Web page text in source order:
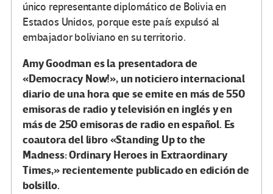
único representante diplomático de Bolivia en
Estados Unidos, porque este país expulsó al
embajador boliviano en su territorio.
Amy Goodman es la presentadora de
«Democracy Now!», un noticiero internacional
diario de una hora que se emite en más de 550
emisoras de radio y televisión en inglés y en
más de 250 emisoras de radio en español. Es
coautora del libro «Standing Up to the
Madness: Ordinary Heroes in Extraordinary
Times,» recientemente publicado en edición de
bolsillo.